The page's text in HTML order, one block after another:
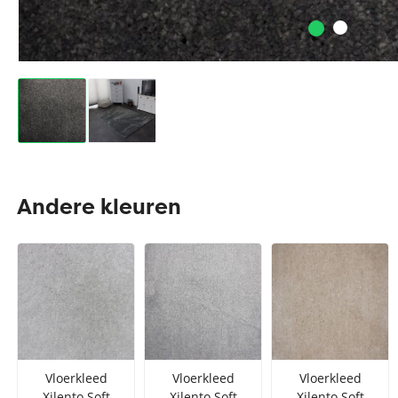
Andere kleuren
Vloerkleed
Vloerkleed
Vloerkleed